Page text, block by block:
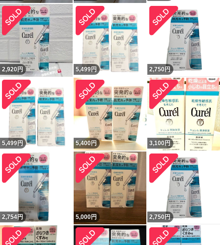
2,920円 5,499円 2,750 円
5,499円 5,400円 3,100円
2,754円 5,000円 2,750 円